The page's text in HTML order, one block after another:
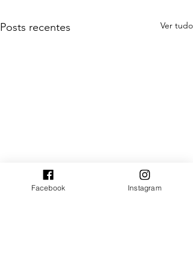
Posts recentes Ver tudo
Facebook Instagram